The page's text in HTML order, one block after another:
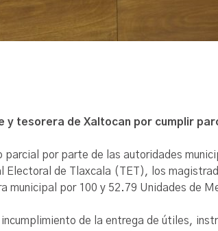
y tesorera de Xaltocan por cumplir
parcial por parte de las autoridades
Electoral de Tlaxcala (TET), los
municipal por 100 y 52.79 Unidades de
incumplimiento de la entrega de útiles,